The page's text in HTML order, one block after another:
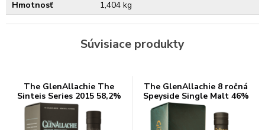
Hmotnosť
1,404 kg
Súvisiace produkty
The GlenAllachie The
Sinteis Series 2015 58,2%
0,7l
The GlenAllachie 8 ročná
Speyside Single Malt 46%
0,7l